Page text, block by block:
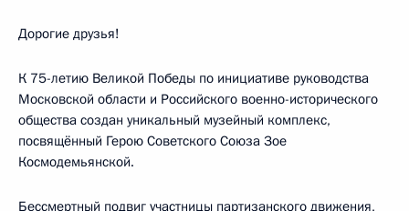
Дорогие друзья!
К 75-летию Великой Победы по инициативе руководства
Московской области и Российского военно-исторического
общества создан уникальный музейный комплекс,
посвящённый Герою Советского Союза Зое
Космодемьянской.
Бессмертный подвиг участницы партизанского движения,